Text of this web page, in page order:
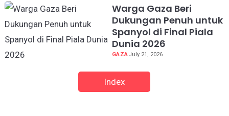
Warga Gaza Beri
Dukungan Penuh untuk
Spanyol di Final Piala
Dunia 2026
GAZAJuly 21, 2026
Index